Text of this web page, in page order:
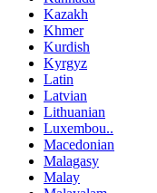
Kazakh
Khmer
Kurdish
Kyrgyz
Latin
Latvian
Lithuanian
Luxembou..
Macedonian
Malagasy
Malay